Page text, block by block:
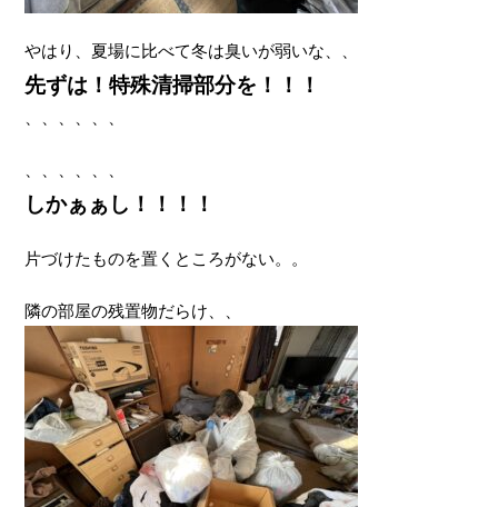
やはり、夏場に比べて冬は臭いが弱いな、、
先ずは！特殊清掃部分を！！！
しかぁぁし！！！！
片づけたものを置くところがない。。
隣の部屋の残置物だらけ、、